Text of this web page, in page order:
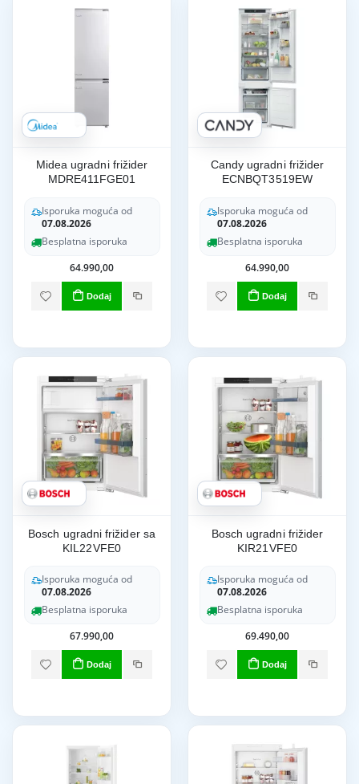
Midea ugradni frižider
MDRE411FGE01
Isporuka moguća od
07.08.2026
Besplatna isporuka
64.990,00
Dodaj
Candy ugradni frižider
ECNBQT3519EW
Isporuka moguća od
07.08.2026
Besplatna isporuka
64.990,00
Dodaj
Bosch ugradni frižider sa
KIL22VFE0
Isporuka moguća od
07.08.2026
Besplatna isporuka
67.990,00
Dodaj
Bosch ugradni frižider
KIR21VFE0
Isporuka moguća od
07.08.2026
Besplatna isporuka
69.490,00
Dodaj